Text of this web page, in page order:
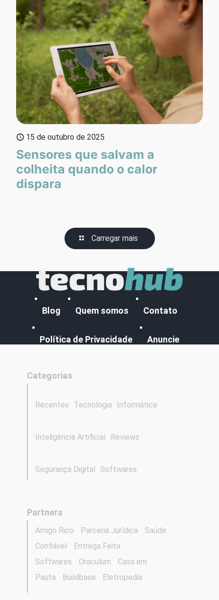
15 de outubro de 2025
Sensores que salvam a
colheita quando o calor
dispara
Carregar mais
Blog Quem somos Contato
Política de Privacidade Anuncie
Categorias
Recentes Tecnologia Informática
Inteligência Artificial Reviews
Segurança Digital Softwares
Partners
Amigo Rico Parceria Jurídica
Saúde
Confiável
Entrega Feita
Softwares
Oraculum
Casa em
Pauta
Buildbase Eletropedia